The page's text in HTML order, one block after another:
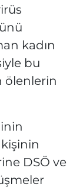
kadın
bu
ölenlerin
DSÖ ve